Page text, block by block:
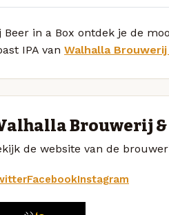
Beer in a Box ontdek je de
IPA van Walhalla
Brouwerij
de website van de
FacebookInstagram